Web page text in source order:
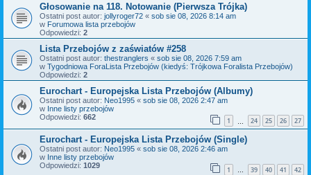
Głosowanie na 118. Notowanie (Pierwsza Trójka)
Ostatni post autor: jollyroger72 « sob sie 08, 2026 8:14 am
w Forumowa lista przebojów
Odpowiedzi: 2
Lista Przebojów z zaświatów #258
Ostatni post autor: thestranglers « sob sie 08, 2026 7:59 am
w Tygodniowa ForaLista Przebojów (kiedyś: Trójkowa Foralista Przebojów)
Odpowiedzi: 2
Eurochart - Europejska Lista Przebojów (Albumy)
Ostatni post autor: Neo1995 « sob sie 08, 2026 2:47 am
w Inne listy przebojów
Odpowiedzi: 662 1 24 25 26 27
Eurochart - Europejska Lista Przebojów (Single)
Ostatni post autor: Neo1995 « sob sie 08, 2026 2:46 am
w Inne listy przebojów
Odpowiedzi: 1029 1 … 39 40 41 42